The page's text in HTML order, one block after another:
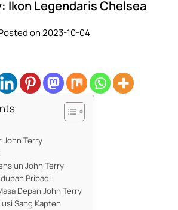
Ikon Legendaris Chelsea
on 2023-10-04
John Terry
John Terry
Pribadi
Depan John Terry
Sang Kapten